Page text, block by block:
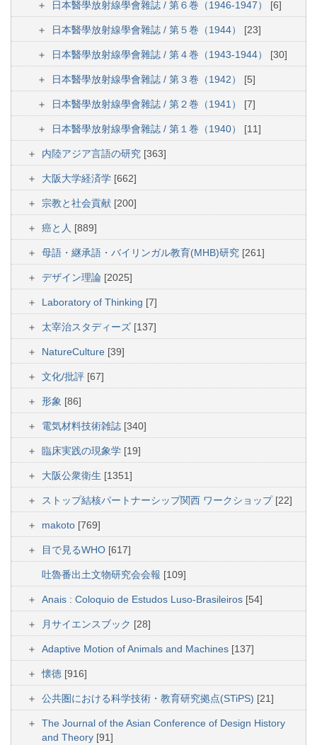
日本醫學放射線學會雜誌 / 第６巻（1946-1947） [6]
日本醫學放射線學會雜誌 / 第５巻（1944） [23]
日本醫學放射線學會雜誌 / 第４巻（1943-1944） [30]
日本醫學放射線學會雜誌 / 第３巻（1942） [5]
日本醫學放射線學會雜誌 / 第２巻（1941） [7]
日本醫學放射線學會雜誌 / 第１巻（1940） [11]
内陸アジア言語の研究 [363]
大阪大学経済学 [662]
宗教と社会貢献 [200]
癌と人 [889]
母語・継承語・バイリンガル教育(MHB)研究 [261]
デザイン理論 [2025]
Laboratory of Thinking [7]
太宰治スタディーズ [137]
NatureCulture [39]
文化/批評 [67]
形象 [86]
電気材料技術雑誌 [340]
臨床実践の現象学 [19]
大阪公衆衛生 [1351]
ストップ結核パートナーシップ関西 ワークショップ [22]
makoto [769]
目で見るWHO [617]
吐魯番出土文物研究会会報 [109]
Anais : Coloquio de Estudos Luso-Brasileiros [54]
月サイエンスブック [28]
Adaptive Motion of Animals and Machines [137]
懐徳 [916]
公共圏における科学技術・教育研究拠点(STiPS) [21]
The Journal of the Asian Conference of Design History
and Theory [91]